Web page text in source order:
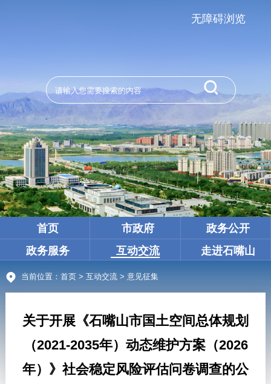
无障碍浏览
首页 市政府
政务公开
政务服务
互动交流 走进石嘴山
当前位置： 首页> 互动交流> 意见征集
关于开展《石嘴山市国土空间总体规划
（2021-2035年）动态维护方案（2026
年）》社会稳定风险评估问卷调查的公